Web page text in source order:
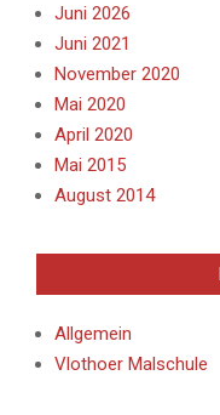
Juni 2026
Juni 2021
November 2020
Mai 2020
April 2020
Mai 2015
August 2014
Allgemein
Vlothoer Malschule